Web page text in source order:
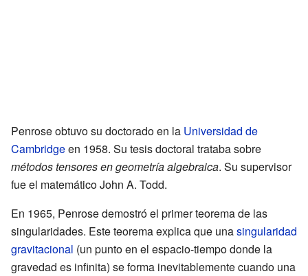
Penrose obtuvo su doctorado en la Universidad de
Cambridgeen 1958. Su tesis doctoral trataba sobre
métodos tensores en geometría algebraica. Su supervisor
fue el matemático John A. Todd.
En 1965, Penrose demostró el primer teorema de las
singularidades. Este teorema explica que unasingularidad
gravitacional (un punto en el espacio-tiempo donde la
gravedad es infinita) se forma inevitablemente cuando una